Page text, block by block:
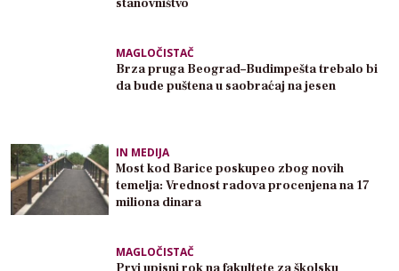
stanovništvo
MAGLOČISTAČ
Brza pruga Beograd–Budimpešta trebalo bi
da bude puštena u saobraćaj na jesen
IN MEDIJA
Most kod Barice poskupeo zbog novih
temelja: Vrednost radova procenjena na 17
miliona dinara
MAGLOČISTAČ